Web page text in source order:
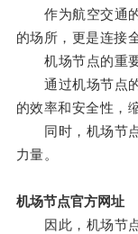
作为航空交通的
的场所，更是连接
机场节点的重要
通过机场节点的
的效率和安全性，
同时，机场节点
力量。
机场节点官方网址
因此，机场节点